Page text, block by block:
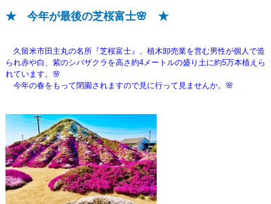
★ 今年が最後の芝桜富士🌸 ★
久留米市田主丸の名所『芝桜富士』、植木卸売業を営む男性が個人で造
られ赤や白、紫のシバザクラを高さ約4メートルの盛り土に約5万本植えら
れています。🌸
今年の春をもって閉園されますので見に行って見ませんか。🌸